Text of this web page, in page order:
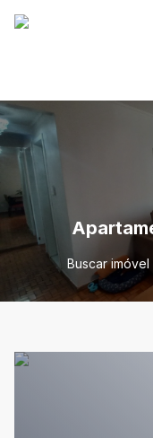
Buscar imóvel